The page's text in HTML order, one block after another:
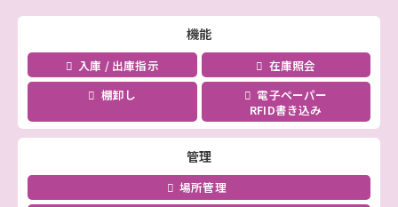
機能
入庫 / 出庫指示
在庫照会
棚卸し
電子ペーパー
RFID書き込み
管理
場所管理